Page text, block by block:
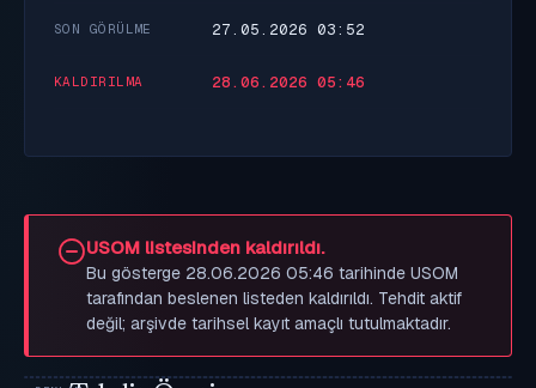
SON GÖRÜLME 27.05.2026 03:52
KALDIRILMA 28.06.2026 05:46
USOM listesinden kaldırıldı.
Bu gösterge 28.06.2026 05:46 tarihinde USOM
tarafından beslenen listeden kaldırıldı. Tehdit aktif
değil; arşivde tarihsel kayıt amaçlı tutulmaktadır.